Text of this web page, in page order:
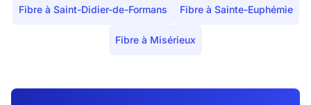
Fibre à Saint-Didier-de-Formans Fibre à Sainte-Euphémie
Fibre à Misérieux